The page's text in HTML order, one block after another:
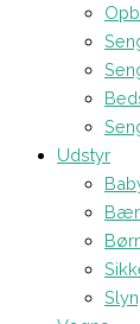
Udstyr